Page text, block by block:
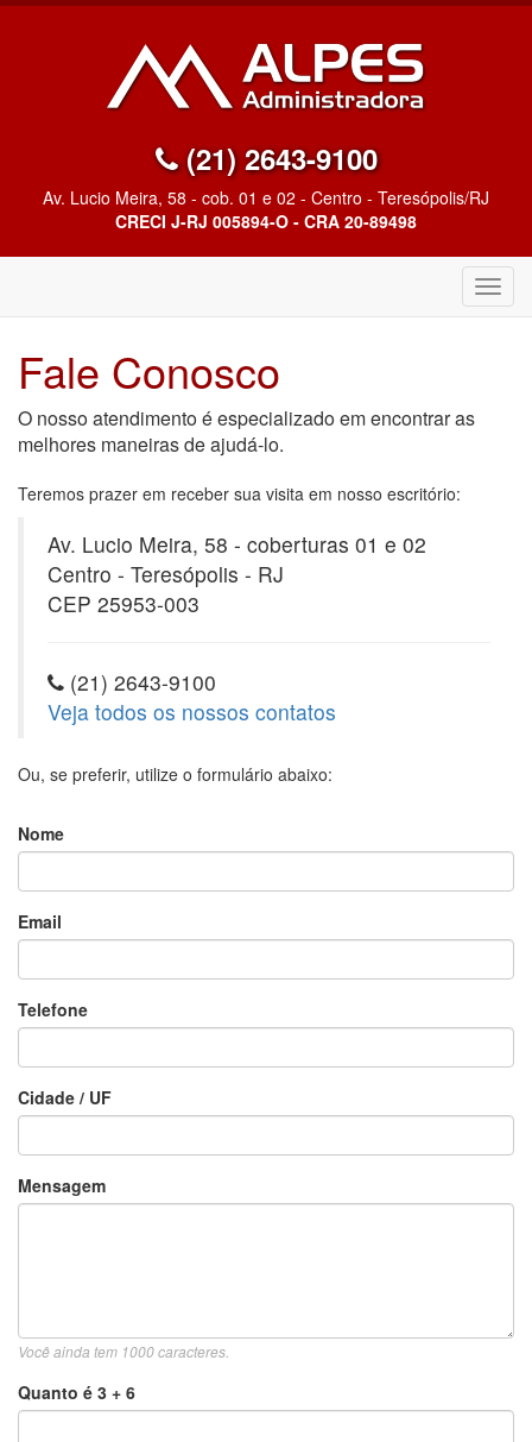
(21) 2643-9100
Av. Lucio Meira, 58 - cob. 01 e 02 - Centro - Teresópolis/RJ
CRECI J-RJ 005894-O - CRA 20-89498
Fale Conosco
O nosso atendimento é especializado em encontrar as
melhores maneiras de ajudá-lo.
Teremos prazer em receber sua visita em nosso escritório:
Av. Lucio Meira, 58 - coberturas 01 e 02
Centro - Teresópolis - RJ
CEP 25953-003
(21) 2643-9100
Veja todos os nossos contatos
Ou, se preferir, utilize o formulário abaixo:
Nome
Email
Telefone
Cidade / UF
Mensagem
Você ainda tem 1000caracteres.
Quanto é 3 + 6